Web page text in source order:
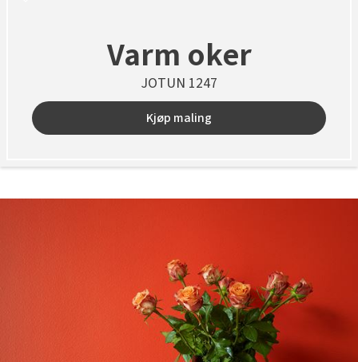
Varm oker
JOTUN 1247
Kjøp maling